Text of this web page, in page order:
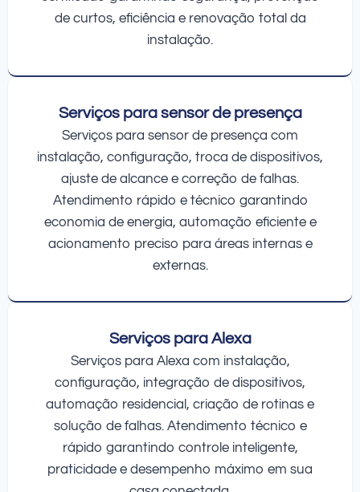
de curtos, eficiência e renovação total da
instalação.
Serviços para sensor de presença
Serviços para sensor de presença com
instalação, configuração, troca de dispositivos,
ajuste de alcance e correção de falhas.
Atendimento rápido e técnico garantindo
economia de energia, automação eficiente e
acionamento preciso para áreas internas e
externas.
Serviços para Alexa
Serviços para Alexa com instalação,
configuração, integração de dispositivos,
automação residencial, criação de rotinas e
solução de falhas. Atendimento técnico e
rápido garantindo controle inteligente,
praticidade e desempenho máximo em sua